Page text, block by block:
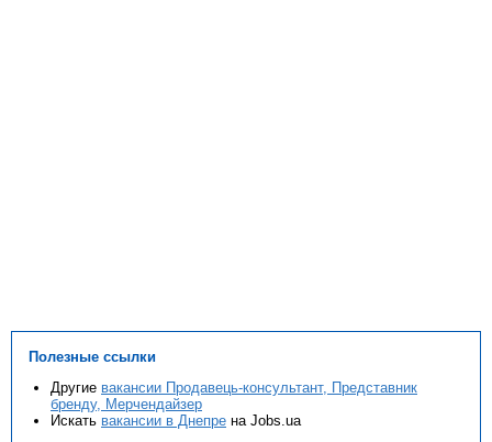
Полезные ссылки
Другие вакансии Продавець-консультант, Представник
бренду, Мерчендайзер
Искать вакансии в Днепре на Jobs.ua